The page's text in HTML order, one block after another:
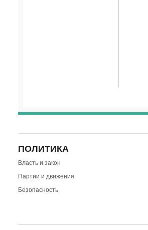
ПОЛИТИКА
Власть и закон
Партии и движения
Безопасность